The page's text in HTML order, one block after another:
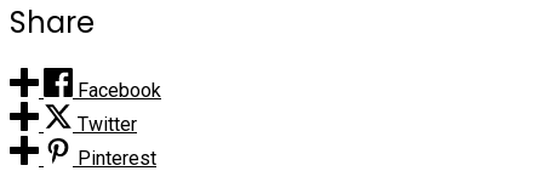
Share
Facebook
Twitter
Pinterest